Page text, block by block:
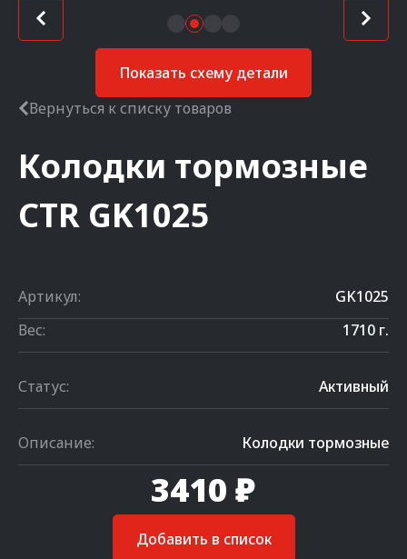
Показать схему детали
Вернуться к списку товаров
Колодки тормозные
CTR GK1025
Артикул:
GK1025
Вес:
1710 г.
Статус: Активный
Описание: Колодки тормозные
3410 ₽
Добавить в список